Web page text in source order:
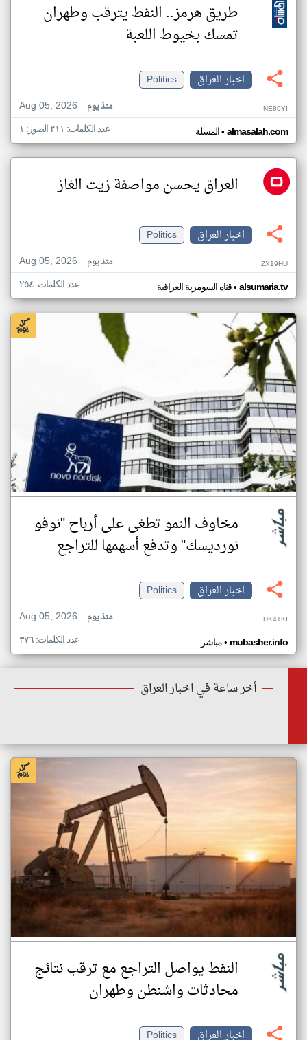
طريق هرمز.. النفط يترقب وطهران
تمسك بخيوط اللعبة
اخبار العراق
Politics
Aug 05, 2026
منذ يوم NE80YI
المسلة• almasalah.com عدد الكلمات: ٢١١ الصور: ١
العراق يحسن مواصفة زيت الغاز
اخبار العراق
Politics
Aug 05, 2026
منذ يوم ZX19HU
قناه السومرية العراقية• alsumaria.tv عدد الكلمات: ٢٥٤
مخاوف النمو تطغى على أرباح "نوفو
نورديسك" وتدفع أسهمها للتراجع
اخبار العراق
Politics
Aug 05, 2026
منذ يوم DK41KI
مباشر• mubasher.info عدد الكلمات: ٣٧٦
أخر ساعة في اخبار العراق
النفط يواصل التراجع مع ترقب نتائج
محادثات واشنطن وطهران
اخبار العراق Politics